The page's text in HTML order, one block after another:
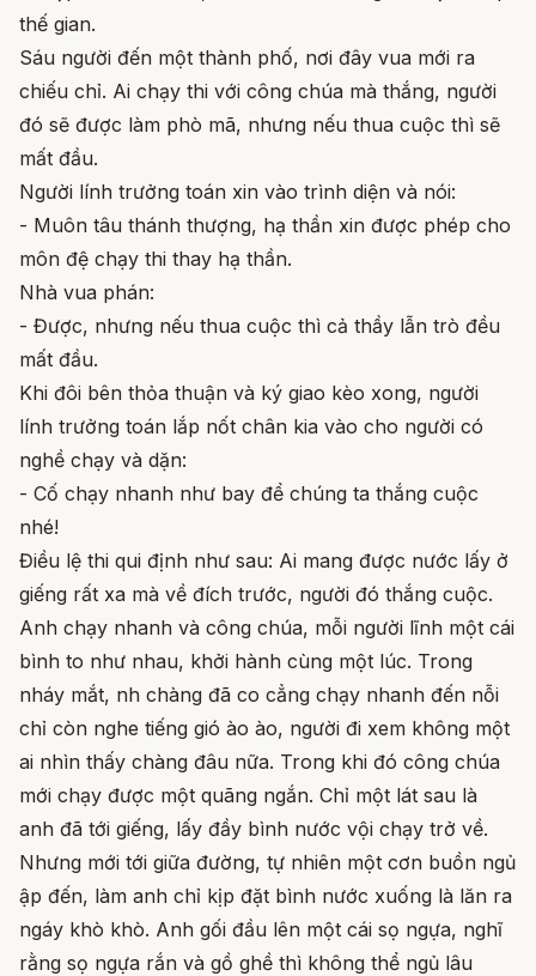
thế gian.
Sáu người đến một thành phố, nơi đây vua mới ra
chiếu chỉ. Ai chạy thi với công chúa mà thắng, người
đó sẽ được làm phò mã, nhưng nếu thua cuộc thì sẽ
mất đầu.
Người lính trưởng toán xin vào trình diện và nói:
- Muôn tâu thánh thượng, hạ thần xin được phép cho
môn đệ chạy thi thay hạ thần.
Nhà vua phán:
- Được, nhưng nếu thua cuộc thì cả thầy lẫn trò đều
mất đầu.
Khi đôi bên thỏa thuận và ký giao kèo xong, người
lính trưởng toán lắp nốt chân kia vào cho người có
nghề chạy và dặn:
- Cố chạy nhanh như bay để chúng ta thắng cuộc
nhé!
Điều lệ thi qui định như sau: Ai mang được nước lấy ở
giếng rất xa mà về đích trước, người đó thắng cuộc.
Anh chạy nhanh và công chúa, mỗi người lĩnh một cái
bình to như nhau, khởi hành cùng một lúc. Trong
nháy mắt, nh chàng đã co cẳng chạy nhanh đến nỗi
chỉ còn nghe tiếng gió ào ào, người đi xem không một
ai nhìn thấy chàng đâu nữa. Trong khi đó công chúa
mới chạy được một quãng ngắn. Chỉ một lát sau là
anh đã tới giếng, lấy đầy bình nước vội chạy trở về.
Nhưng mới tới giữa đường, tự nhiên một cơn buồn ngủ
ập đến, làm anh chỉ kịp đặt bình nước xuống là lăn ra
ngáy khò khò. Anh gối đầu lên một cái sọ ngựa, nghĩ
rằng sọ ngựa rắn và gồ ghề thì không thể ngủ lâu